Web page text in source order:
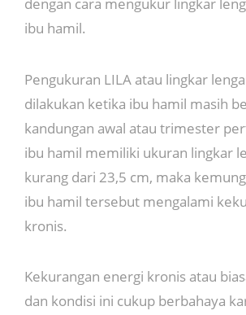
dengan cara mengukur lingkar
ibu hamil.
Pengukuran LILA atau lingkar
dilakukan ketika ibu hamil masih
kandungan awal atau trimester
ibu hamil memiliki ukuran lingkar
kurang dari 23,5 cm, maka
ibu hamil tersebut mengalami
kronis.
Kekurangan energi kronis atau
dan kondisi ini cukup berbahaya